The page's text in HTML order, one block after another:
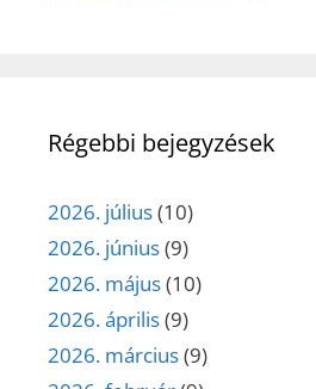
Régebbi bejegyzések
2026. július(10)
2026. június(9)
2026. május(10)
2026. április(9)
2026. március(9)